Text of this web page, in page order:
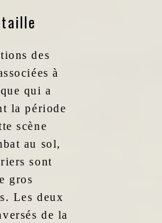
des
à
qui a
la période
scène
au sol,
sont
gros
Les deux
de la